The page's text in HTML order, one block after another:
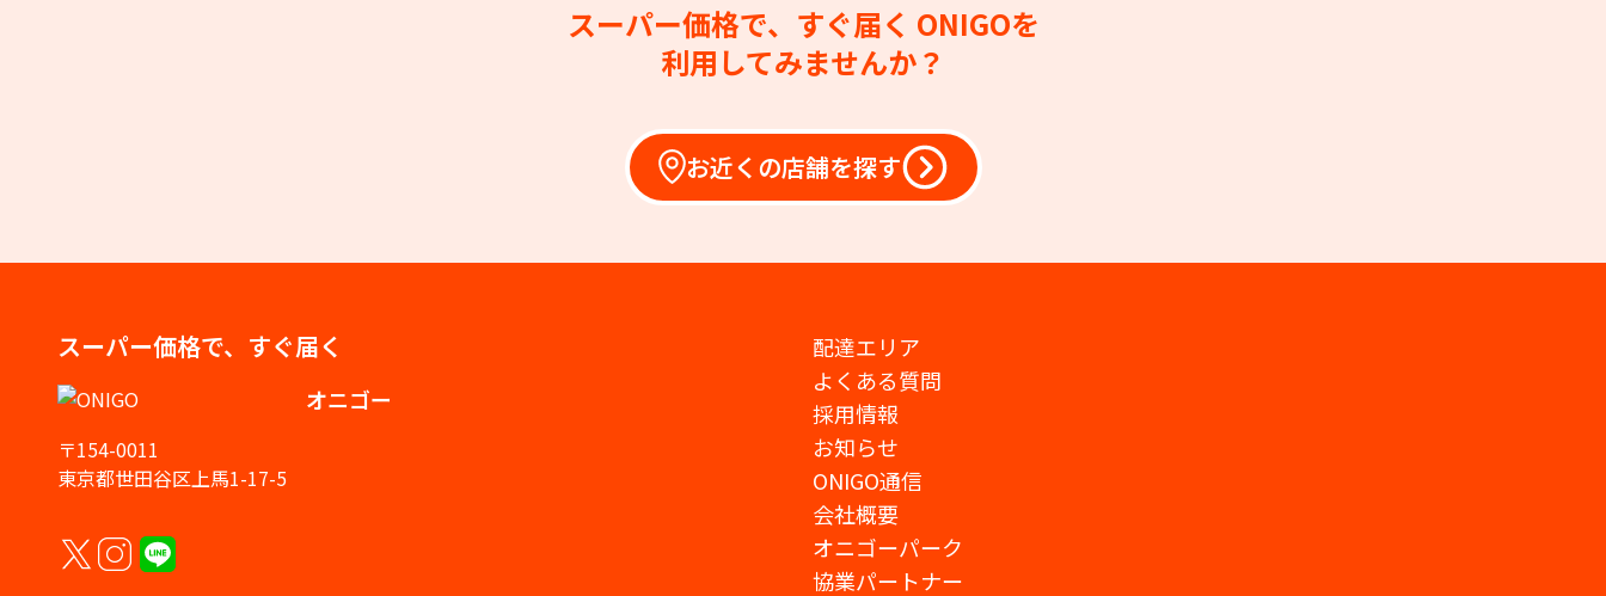
スーパー価格で、すぐ届く ONIGOを
利用してみませんか？
お近くの店舗を探す
スーパー価格で、すぐ届く
オニゴー
〒154-0011
東京都世田谷区上馬1-17-5
配達エリア
よくある質問
採用情報
お知らせ
ONIGO通信
会社概要
オニゴーパーク
協業パートナー